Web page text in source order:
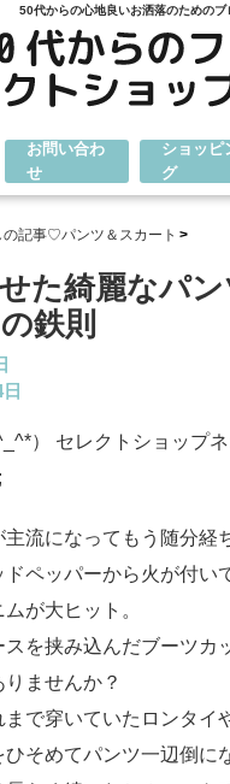
50代からの心地良いお洒落のためのブ
お問い合わ
せ
ショッピ
グ
の記事♡パンツ＆スカート
た綺麗なパ
鉄則
） セレクトショップ
流になってもう随分経
ドペッパーから火が付い
が大ヒット。
を挟み込んだブーツカ
ませんか？
で穿いていたロンタイ
そめてパンツ一辺倒に